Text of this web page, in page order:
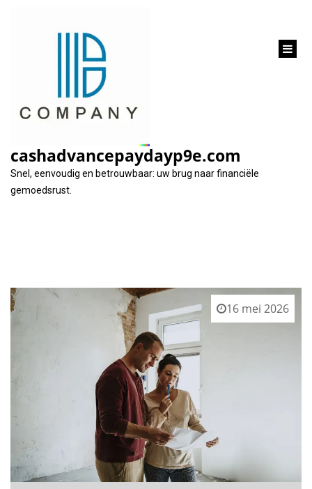
cashadvancepaydayp9e.com
Snel, eenvoudig en betrouwbaar: uw brug naar financiële
gemoedsrust.
Categorie:
16 mei 2026